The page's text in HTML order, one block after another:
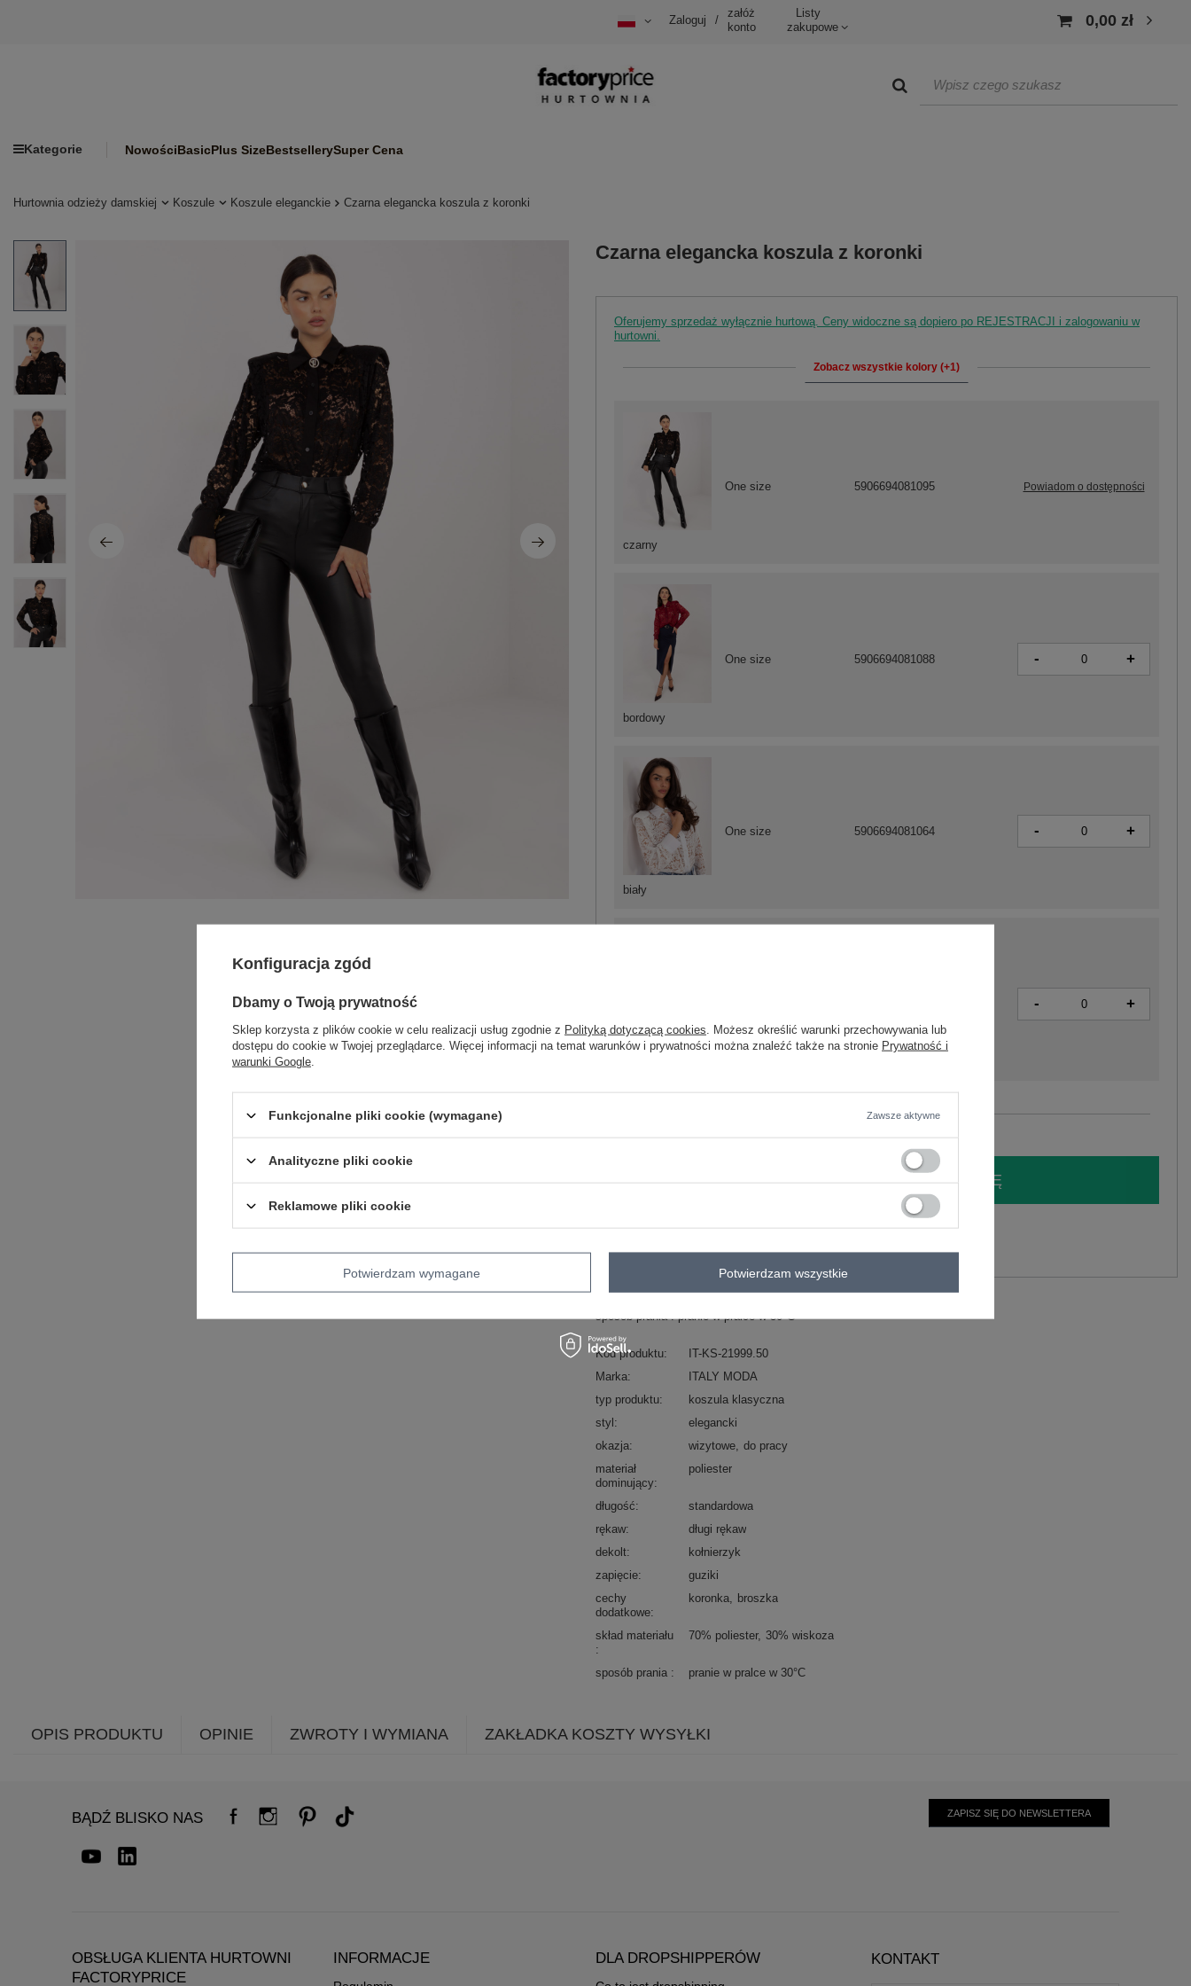
Zaloguj /
załóż
konto
Listy
zakupowe
0,00 zł
Kategorie NowościBasicPlus SizeBestsellerySuper Cena
Hurtownia odzieży damskiej Koszule Koszule eleganckie Czarna elegancka koszula z koronki
Czarna elegancka koszula z koronki
Oferujemy sprzedaż wyłącznie hurtową. Ceny widoczne są dopiero po REJESTRACJI i zalogowaniu w
hurtowni.
Zobacz wszystkie kolory (+1)
bordowy
One size 5906694081088 - +
biały
One size 5906694081064 - +
- +
czarny
One size 5906694081095 Powiadom o dostępności
Zobacz wszystkie kolory (+1)
ZALOGUJ SIĘ I ZOBACZ CENĘ
Zadzwoń+48 601 547 740 Zadaj pytanie
sposób prania : pranie w pralce w 30°C
Kod produktu
IT-KS-21999.50
Marka
ITALY MODA
typ produktu
koszula klasyczna
styl
elegancki
okazja
wizytowe do pracy
materiał
dominujący
poliester
długość
standardowa
rękaw
długi rękaw
dekolt
kołnierzyk
zapięcie
guziki
cechy
dodatkowe
koronka broszka
skład materiału 70% poliester 30% wiskoza
sposób prania pranie w pralce w 30°C
OPIS PRODUKTU OPINIE ZWROTY I WYMIANA ZAKŁADKA KOSZTY WYSYŁKI
BĄDŹ BLISKO NAS ZAPISZ SIĘ DO NEWSLETTERA
OBSŁUGA KLIENTA HURTOWNI
FACTORYPRICE
INFORMACJE DLA DROPSHIPPERÓW KONTAKT
Konfiguracja zgód
Dbamy o Twoją prywatność
Sklep korzysta z plików cookie w celu realizacji usług zgodnie z Polityką dotyczącą cookies . Możesz określić warunki przechowywania lub
dostępu do cookie w Twojej przeglądarce. Więcej informacji na temat warunków i prywatności można znaleźć także na stronie Prywatność i
warunki Google
Funkcjonalne pliki cookie (wymagane) Zawsze aktywne
Analityczne pliki cookie
Reklamowe pliki cookie
Potwierdzam wymagane Potwierdzam wszystkie